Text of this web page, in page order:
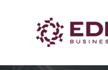
IA EN